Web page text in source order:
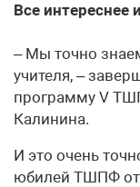
Все интереснее
– Мы точно
учителя, –
программу V
Калинина.
И это очень
юбилей ТШПФ